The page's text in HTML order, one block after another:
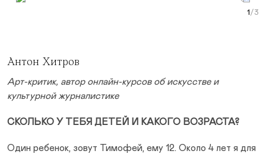
Next Slide
Антон Хитров
Арт-критик, автор онлайн-курсов об искусстве и
культурной журналистике
СКОЛЬКО У ТЕБЯ ДЕТЕЙ И КАКОГО ВОЗРАСТА?
Один ребенок, зовут Тимофей, ему 12. Около 4 лет я для